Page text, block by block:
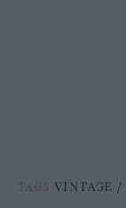
TAGS VINTAGE /